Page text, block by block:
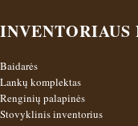
INVENTORIAUS
Baidarės
Lankų komplektas
Renginių palapinės
Stovyklinis inventorius